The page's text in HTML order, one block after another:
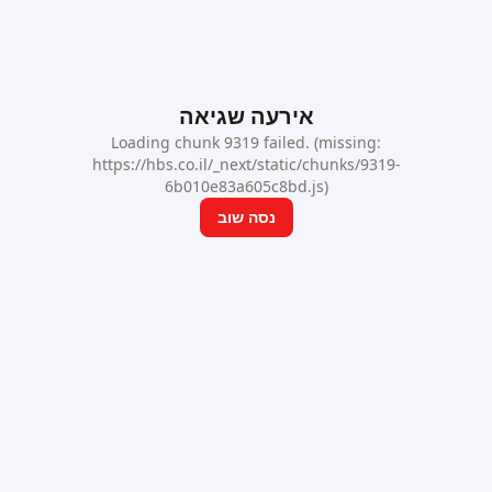
אירעה שגיאה
Loading chunk 9319 failed. (missing:
https://hbs.co.il/_next/static/chunks/9319-
6b010e83a605c8bd.js)